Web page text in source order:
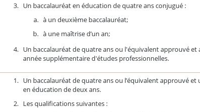
Un baccalauréat en éducation de quatre ans conjugué :
à un deuxième baccalauréat;
à une maîtrise d’un an;
Un baccalauréat de quatre ans ou l'équivalent approuvé et
année supplémentaire d'études professionnelles.
Un baccalauréat de quatre ans ou l’équivalent approuvé et
en éducation de deux ans.
Les qualifications suivantes :